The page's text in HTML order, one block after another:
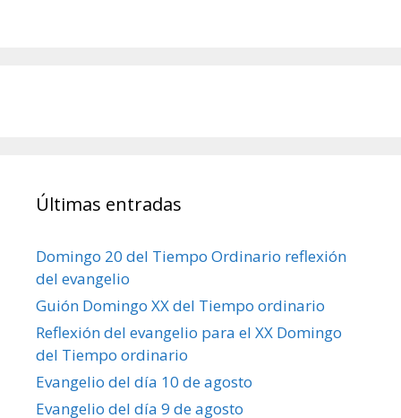
Últimas entradas
Domingo 20 del Tiempo Ordinario reflexión
del evangelio
Guión Domingo XX del Tiempo ordinario
Reflexión del evangelio para el XX Domingo
del Tiempo ordinario
Evangelio del día 10 de agosto
Evangelio del día 9 de agosto